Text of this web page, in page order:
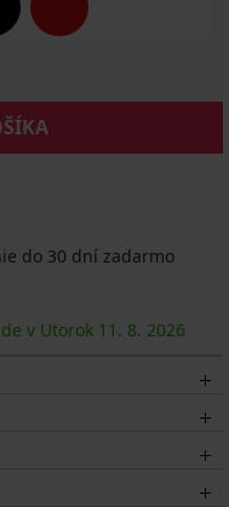
do 30 dní zadarmo
v Utorok 11. 8. 2026